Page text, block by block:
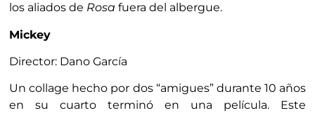
los aliados de Rosa fuera del albergue.
Mickey
Director: Dano García
Un collage hecho por dos “amigues” durante 10 años
en su cuarto terminó en una película. Este